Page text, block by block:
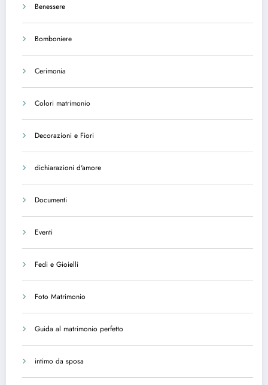
Benessere
Bomboniere
Cerimonia
Colori matrimonio
Decorazioni e Fiori
dichiarazioni d'amore
Documenti
Eventi
Fedi e Gioielli
Foto Matrimonio
Guida al matrimonio perfetto
intimo da sposa